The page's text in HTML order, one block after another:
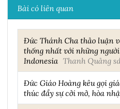
Bài có liên quan
Đức Thánh Cha thảo luận
thống nhất với những
Indonesia Thanh Quảng
Đức Giáo Hoàng kêu gọi
thúc đẩy sự cởi mở, hòa